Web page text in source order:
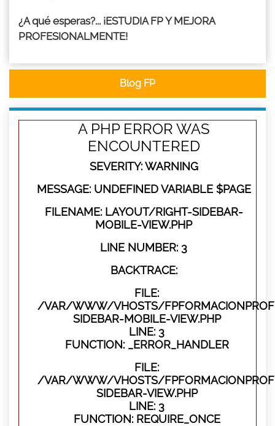
¿A qué esperas?... ¡ESTUDIA FP Y MEJORA
PROFESIONALMENTE!
Blog FP
A PHP ERROR WAS
ENCOUNTERED
SEVERITY: WARNING
MESSAGE: UNDEFINED VARIABLE $PAGE
FILENAME: LAYOUT/RIGHT-SIDEBAR-
MOBILE-VIEW.PHP
LINE NUMBER: 3
BACKTRACE:
FILE:
/VAR/WWW/VHOSTS/
SIDEBAR-MOBILE-VIEW.PHP
LINE: 3
FUNCTION: _ERROR_HANDLER
FILE:
/VAR/WWW/VHOSTS/
SIDEBAR-VIEW.PHP
LINE: 3
FUNCTION: REQUIRE_ONCE